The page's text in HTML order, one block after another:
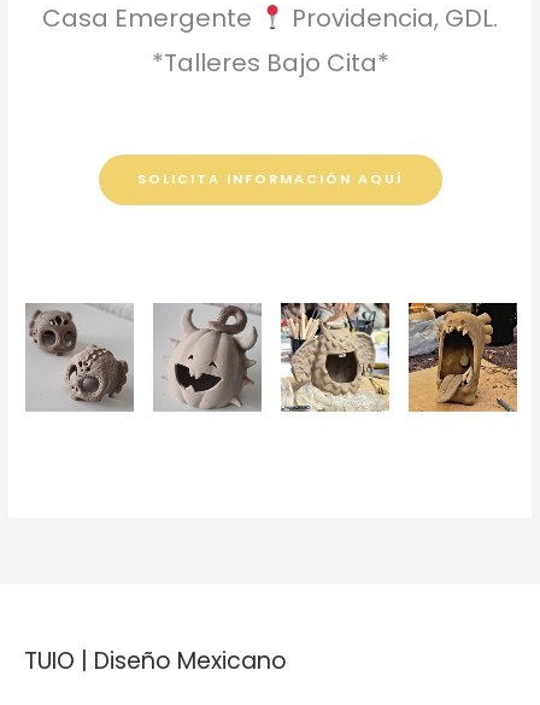
Casa Emergente
Providencia, GDL.
*Talleres Bajo Cita*
SOLICITA INFORMACIÓN AQUÍ
Calavera Calabaza
Comelón
Yeti
Ajolote
TUIO | Diseño Mexicano